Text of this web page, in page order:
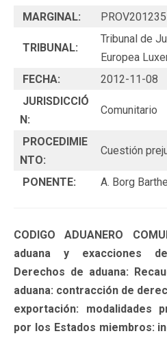
MARGINAL:
TRIBUNAL:
Tribunal de
Europea
FECHA:
2012-11-08
JURISDICCIÓ
N:
Comunitario
PROCEDIMIE
NTO:
Cuestión
PONENTE: A. Borg
CODIGO ADUANERO
aduana y exacciones
Derechos de aduana:
aduana: contracción de
exportación: modalidades
por los Estados miembros: